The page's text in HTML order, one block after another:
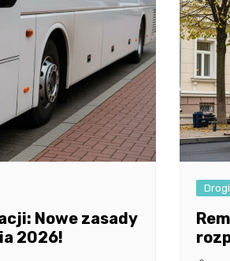
Nowe zasady
2026!
Drogi